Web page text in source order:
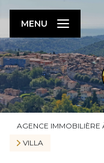
MENU
AGENCE IMMOBILIÈRE
VILLA